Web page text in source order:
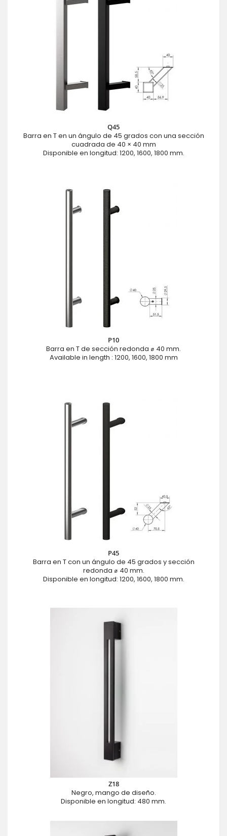
Q45
Barra en T en un ángulo de 45 grados con una sección
cuadrada de 40 × 40 mm
Disponible en longitud: 1200, 1600, 1800 mm.
P10
Barra en T de sección redonda ⌀ 40 mm.
Available in length : 1200, 1600, 1800 mm
P45
Barra en T con un ángulo de 45 grados y sección
redonda ⌀ 40 mm.
Disponible en longitud: 1200, 1600, 1800 mm.
Z18
Negro, mango de diseño.
Disponible en longitud: 480 mm.